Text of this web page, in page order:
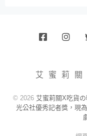
艾蜜莉
© 2026 艾蜜莉關X吃貨
光公社優秀記者獎，現